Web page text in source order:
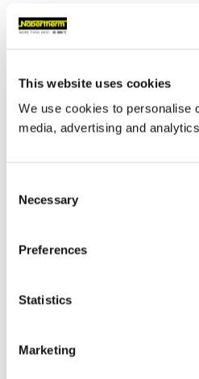
This website uses cookies
We use cookies to personalise
media, advertising and
Selection
Necessary
Preferences
Statistics
Marketing